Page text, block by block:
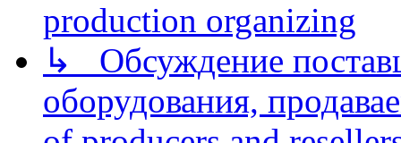
production organizing
↳ Обсуждение
оборудования,